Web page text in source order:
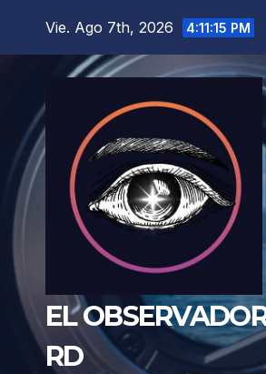
Vie. Ago 7th, 2026 4:11:17 PM
EL
RD